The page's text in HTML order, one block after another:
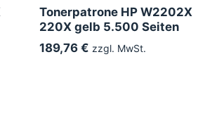
Tonerpatrone HP W2202X
220X gelb 5.500 Seiten
189,76 € zzgl. MwSt.